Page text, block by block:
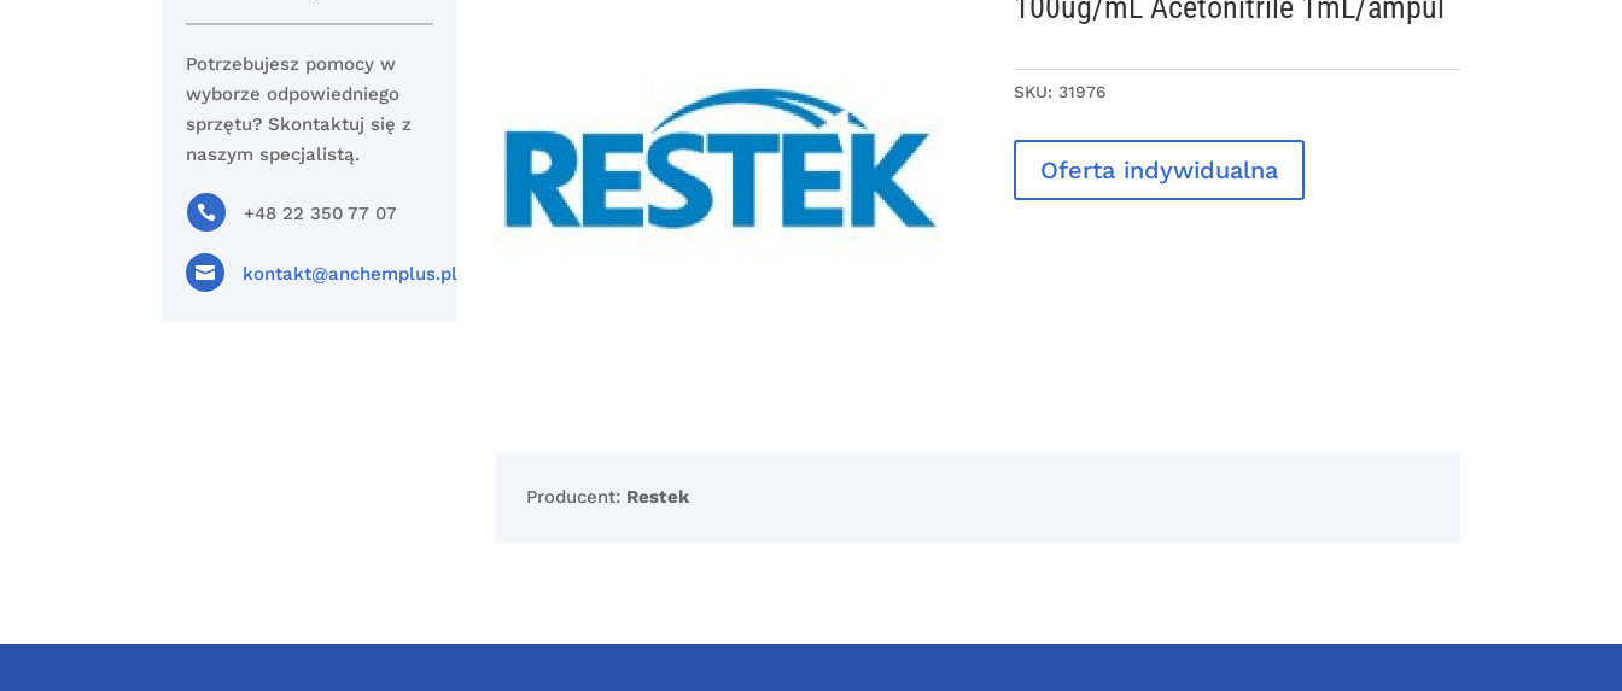
Potrzebujesz pomocy w
wyborze odpowiedniego
sprzętu? Skontaktuj się z
naszym specjalistą.
 +48 22 350 77 07
 kontakt@anchemplus.pl
100ug/mL Acetonitrile 1mL/ampul
SKU:31976
Oferta indywidualna
Producent: Restek